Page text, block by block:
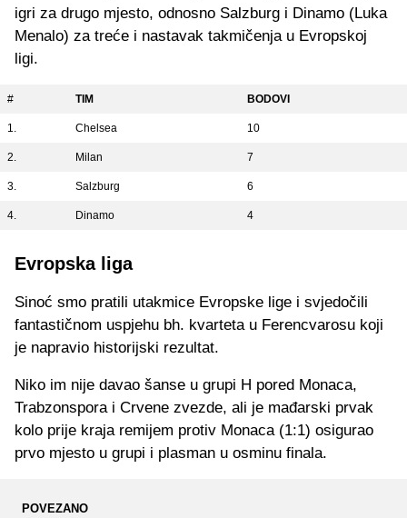
igri za drugo mjesto, odnosno Salzburg i Dinamo (Luka
Menalo) za treće i nastavak takmičenja u Evropskoj
ligi.
# TIM BODOVI
1. Chelsea 10
2. Milan 7
3. Salzburg 6
4. Dinamo 4
Evropska liga
Sinoć smo pratili utakmice Evropske lige i svjedočili
fantastičnom uspjehu bh. kvarteta u Ferencvarosu koji
je napravio historijski rezultat.
Niko im nije davao šanse u grupi H pored Monaca,
Trabzonspora i Crvene zvezde, ali je mađarski prvak
kolo prije kraja remijem protiv Monaca (1:1) osigurao
prvo mjesto u grupi i plasman u osminu finala.
POVEZANO